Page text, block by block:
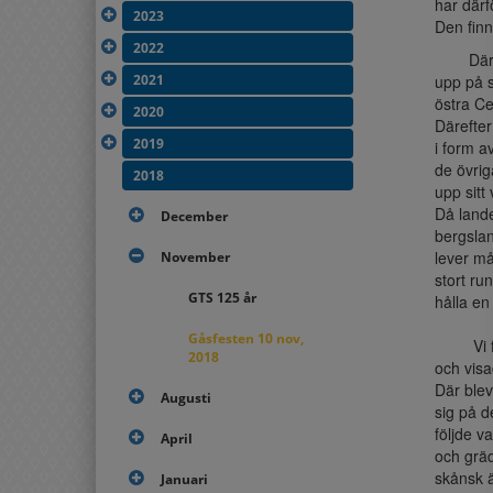
2023
2022
2021
2020
2019
2018
December
November
GTS 125 år
Gåsfesten 10 nov,
2018
Augusti
April
Januari
har
Den
upp på
östra
i form
de
upp sitt
Då
lever
stort
hålla
Vi
och
Där
sig på
följde
och
skånsk